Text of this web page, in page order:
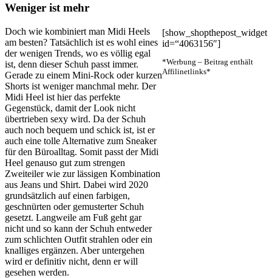
Weniger ist mehr
Doch wie kombiniert man Midi Heels
am besten? Tatsächlich ist es wohl eines
der wenigen Trends, wo es völlig egal
ist, denn dieser Schuh passt immer.
Gerade zu einem Mini-Rock oder kurzen
Shorts ist weniger manchmal mehr. Der
Midi Heel ist hier das perfekte
Gegenstück, damit der Look nicht
übertrieben sexy wird. Da der Schuh
auch noch bequem und schick ist, ist er
auch eine tolle Alternative zum Sneaker
für den Büroalltag. Somit passt der Midi
Heel genauso gut zum strengen
Zweiteiler wie zur lässigen Kombination
aus Jeans und Shirt. Dabei wird 2020
grundsätzlich auf einen farbigen,
geschnürten oder gemusterter Schuh
gesetzt. Langweile am Fuß geht gar
nicht und so kann der Schuh entweder
zum schlichten Outfit strahlen oder ein
knalliges ergänzen. Aber untergehen
wird er definitiv nicht, denn er will
gesehen werden.
[show_shopthepost_widget
id=“4063156″]
*Werbung – Beitrag enthält
Affilinetlinks*